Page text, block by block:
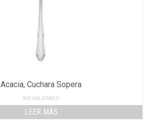
Acacia, Cuchara Sopera
NO VALORADO
LEER MÁS